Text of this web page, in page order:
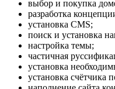
выбор и покупка
разработка
установка CMS;
поиск и установка
настройка темы;
частичная
установка
установка счётчика